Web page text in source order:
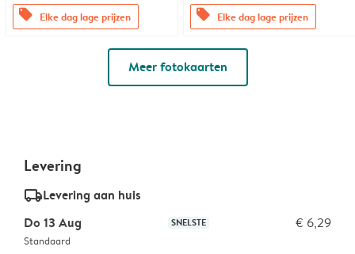
offers Elke dag lage prijzen offers Elke dag lage prijzen
Meer fotokaarten
Levering
delivery_standard_v2Levering aan huis
Do 13 Aug
SNELSTE € 6,29
Standaard